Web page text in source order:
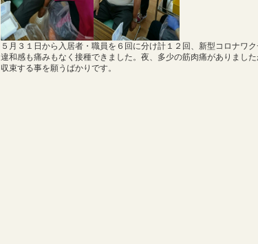
５月３１日から入居者・職員を６回に分け計１２回、新型コロナワ
違和感も痛みもなく接種できました。夜、多少の筋肉痛がありまし
収束する事を願うばかりです。